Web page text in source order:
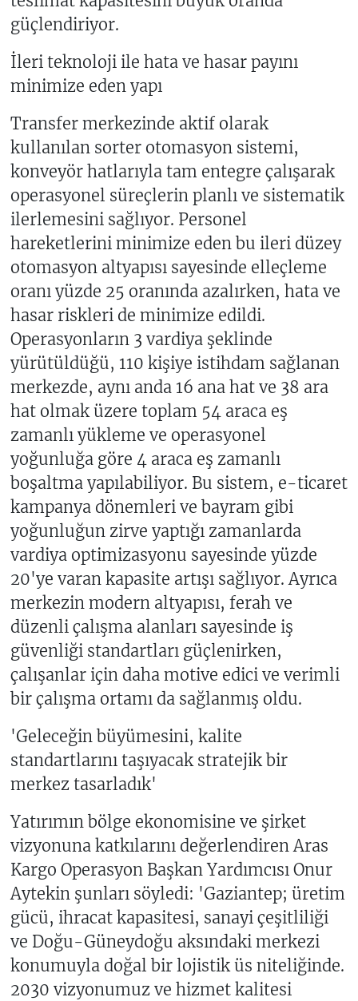
güçlendiriyor.
İleri teknoloji ile hata ve hasar payını
minimize eden yapı
Transfer merkezinde aktif olarak
kullanılan sorter otomasyon sistemi,
konveyör hatlarıyla tam entegre çalışarak
operasyonel süreçlerin planlı ve sistematik
ilerlemesini sağlıyor. Personel
hareketlerini minimize eden bu ileri düzey
otomasyon altyapısı sayesinde elleçleme
oranı yüzde 25 oranında azalırken, hata ve
hasar riskleri de minimize edildi.
Operasyonların 3 vardiya şeklinde
yürütüldüğü, 110 kişiye istihdam sağlanan
merkezde, aynı anda 16 ana hat ve 38 ara
hat olmak üzere toplam 54 araca eş
zamanlı yükleme ve operasyonel
yoğunluğa göre 4 araca eş zamanlı
boşaltma yapılabiliyor. Bu sistem, e-ticaret
kampanya dönemleri ve bayram gibi
yoğunluğun zirve yaptığı zamanlarda
vardiya optimizasyonu sayesinde yüzde
20'ye varan kapasite artışı sağlıyor. Ayrıca
merkezin modern altyapısı, ferah ve
düzenli çalışma alanları sayesinde iş
güvenliği standartları güçlenirken,
çalışanlar için daha motive edici ve verimli
bir çalışma ortamı da sağlanmış oldu.
'Geleceğin büyümesini, kalite
standartlarını taşıyacak stratejik bir
merkez tasarladık'
Yatırımın bölge ekonomisine ve şirket
vizyonuna katkılarını değerlendiren Aras
Kargo Operasyon Başkan Yardımcısı Onur
Aytekin şunları söyledi: 'Gaziantep; üretim
gücü, ihracat kapasitesi, sanayi çeşitliliği
ve Doğu-Güneydoğu aksındaki merkezi
konumuyla doğal bir lojistik üs niteliğinde.
2030 vizyonumuz ve hizmet kalitesi